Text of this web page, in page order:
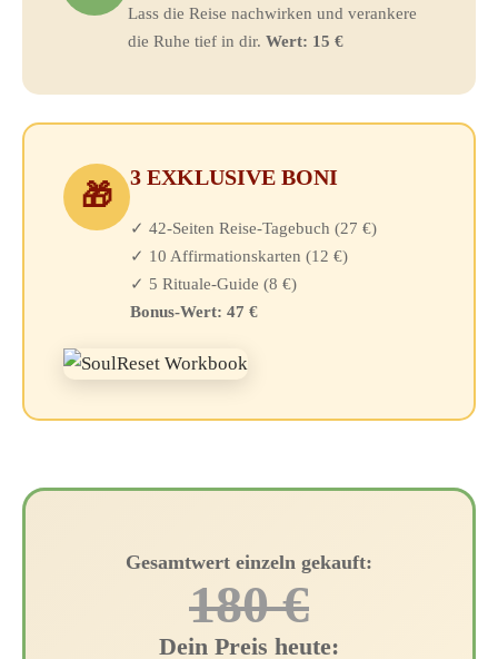
Lass die Reise nachwirken und verankere
die Ruhe tief in dir. Wert: 15 €
🎁
3 EXKLUSIVE BONI
✓ 42-Seiten Reise-Tagebuch (27 €)
✓ 10 Affirmationskarten (12 €)
✓ 5 Rituale-Guide (8 €)
Bonus-Wert: 47 €
Gesamtwert einzeln gekauft:
180 €
Dein Preis heute: